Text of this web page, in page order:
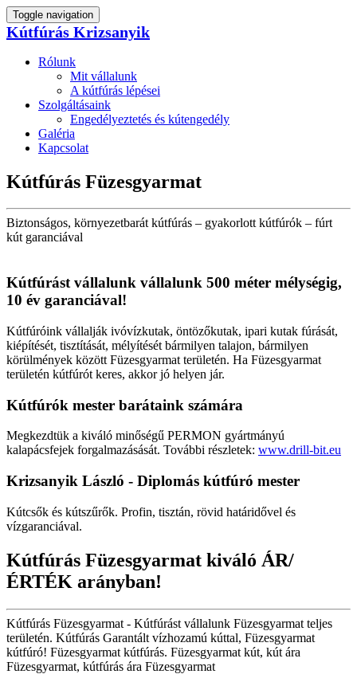
Toggle navigation
Kútfúrás Krizsanyik
Rólunk
Mit vállalunk
A kútfúrás lépései
Szolgáltásaink
Engedélyeztetés és kútengedély
Galéria
Kapcsolat
Kútfúrás Füzesgyarmat
Biztonságos, környezetbarát kútfúrás – gyakorlott kútfúrók – fúrt
kút garanciával
Kútfúrást vállalunk vállalunk 500 méter mélységig,
10 év garanciával!
Kútfúróink vállalják ivóvízkutak, öntözőkutak, ipari kutak fúrását,
kiépítését, tisztítását, mélyítését bármilyen talajon, bármilyen
körülmények között Füzesgyarmat területén. Ha Füzesgyarmat
területén kútfúrót keres, akkor jó helyen jár.
Kútfúrók mester barátaink számára
Megkezdtük a kiváló minőségű PERMON gyártmányú
kalapácsfejek forgalmazásását. További részletek: www.drill-bit.eu
Krizsanyik László - Diplomás kútfúró mester
Kútcsők és kútszűrők. Profin, tisztán, rövid határidővel és
vízgaranciával.
Kútfúrás Füzesgyarmat kiváló ÁR/
ÉRTÉK arányban!
Kútfúrás Füzesgyarmat - Kútfúrást vállalunk Füzesgyarmat teljes
területén. Kútfúrás Garantált vízhozamú kúttal, Füzesgyarmat
kútfúró! Füzesgyarmat kútfúrás. Füzesgyarmat kút, kút ára
Füzesgyarmat, kútfúrás ára Füzesgyarmat